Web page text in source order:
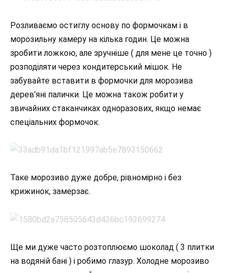
Розливаємо остиглу основу по формочкам і в
морозильну камеру на кілька годин. Це можна
зробити ложкою, але зручніше ( для мене це точно )
розподіляти через кондитерський мішок. Не
забувайте вставити в формочки для морозива
дерев’яні палички. Це можна також робити у
звичайних стаканчиках одноразових, якщо немає
спеціальних формочок.
Таке морозиво дуже добре, рівномірно і без
крижинок, замерзає.
Ще ми дуже часто розтоплюємо шоколад ( 3 плитки
на водяній бані ) і робимо глазур. Холодне морозиво